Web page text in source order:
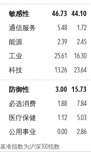
敏感性 46.73 44.10
通信服务
5.48 1.72
能源
2.39 2.45
工业
25.61 16.30
科技
13.26 23.64
防御性 3.00 15.73
必选消费
1.88 7.84
医疗保健
1.12 5.03
公用事业
0.00 2.86
基准指数为沪深300指数